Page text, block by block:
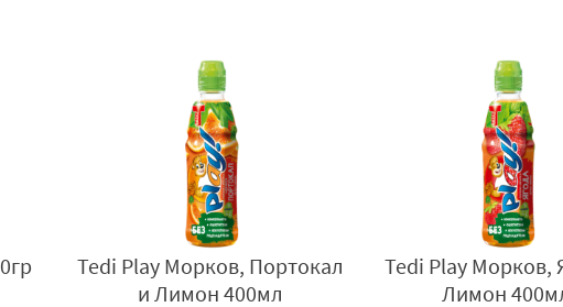
Нектар Tedi Малина,
Морков и Ябълка 300мл
Нектар Tedi Морков, Пр-ва
и Ябълка 900мл